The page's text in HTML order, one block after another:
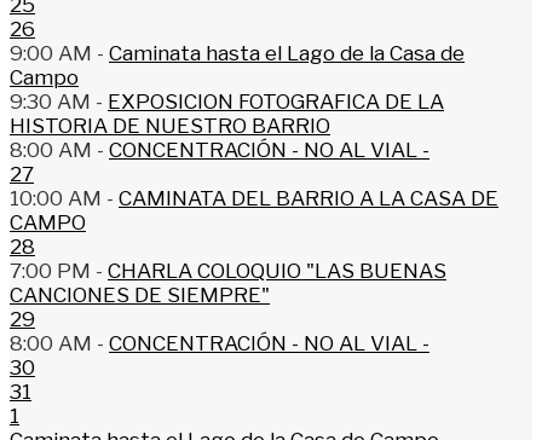
25
26
9:00 AM - Caminata hasta el Lago de la Casa de
Campo
9:30 AM - EXPOSICION FOTOGRAFICA DE LA
HISTORIA DE NUESTRO BARRIO
8:00 AM - CONCENTRACIÓN - NO AL VIAL -
27
10:00 AM - CAMINATA DEL BARRIO A LA CASA DE
CAMPO
28
7:00 PM - CHARLA COLOQUIO "LAS BUENAS
CANCIONES DE SIEMPRE"
29
8:00 AM - CONCENTRACIÓN - NO AL VIAL -
30
31
1